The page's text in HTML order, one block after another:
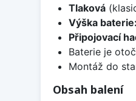
Tlaková
Výška baterie:
Připojovací
Baterie je
Montáž do
Obsah balení